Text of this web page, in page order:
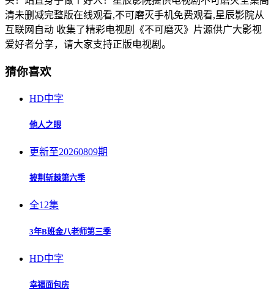
清未删减完整版在线观看,不可磨灭手机免费观看,星辰影院从
互联网自动 收集了精彩电视剧《不可磨灭》片源供广大影视
爱好者分享，请大家支持正版电视剧。
猜你喜欢
HD中字
他人之眼
更新至20260809期
披荆斩棘第六季
全12集
3年B班金八老师第三季
HD中字
幸福面包房